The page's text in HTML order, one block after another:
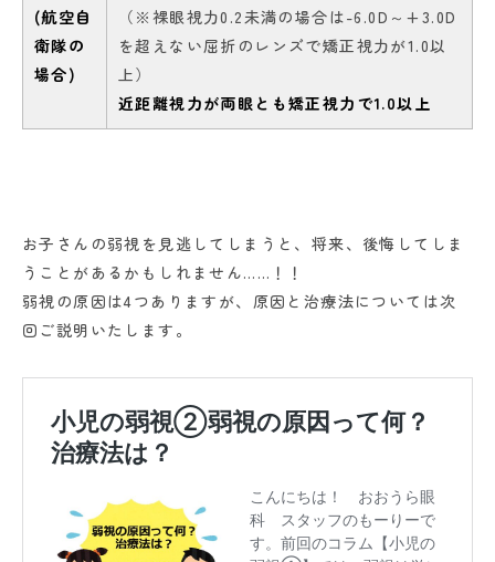
(航空自
衛隊の
場合)
（※裸眼視力0.2未満の場合は-6.0D～+3.0D
を超えない屈折のレンズで矯正視力が1.0以
上）
近距離視力が両眼とも矯正視力で1.0以上
お子さんの弱視を見逃してしまうと、将来、後悔してしま
うことがあるかもしれません……！！
弱視の原因は4つありますが、原因と治療法については次
回ご説明いたします。